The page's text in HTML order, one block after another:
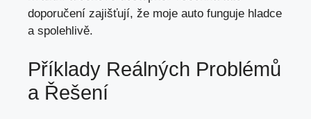
doporučení zajišťují, že moje auto funguje hladce
a spolehlivě.
Příklady Reálných Problémů
a Řešení